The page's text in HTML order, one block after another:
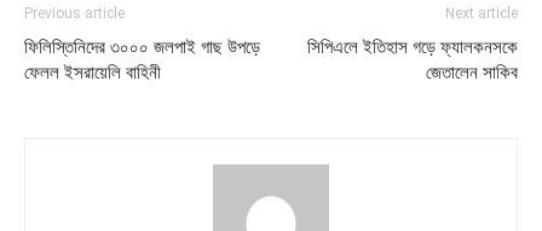
Previous article
ফিলিস্তিনিদের ৩০০০ জলপাই গাছ উপড়ে
ফেলল ইসরায়েলি বাহিনী
Next article
সিপিএলে ইতিহাস গড়ে ফ্যালকনসকে
জেতালেন সাকিব